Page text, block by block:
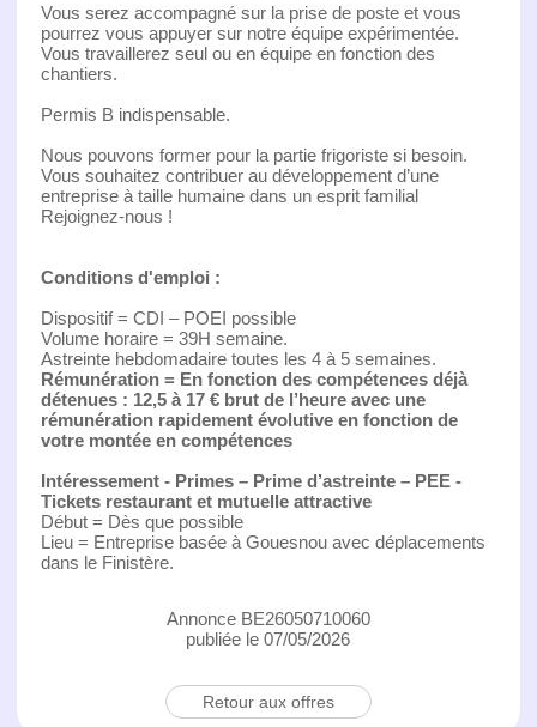
Vous serez accompagné sur la prise de poste et vous
pourrez vous appuyer sur notre équipe expérimentée.
Vous travaillerez seul ou en équipe en fonction des
chantiers.
Permis B indispensable.
Nous pouvons former pour la partie frigoriste si besoin.
Vous souhaitez contribuer au développement d’une
entreprise à taille humaine dans un esprit familial
Rejoignez-nous !
Conditions d'emploi :
Dispositif = CDI – POEI possible
Volume horaire = 39H semaine.
Astreinte hebdomadaire toutes les 4 à 5 semaines.
Rémunération = En fonction des compétences déjà
détenues : 12,5 à 17 € brut de l’heure avec une
rémunération rapidement évolutive en fonction de
votre montée en compétences
Intéressement - Primes – Prime d’astreinte – PEE -
Tickets restaurant et mutuelle attractive
Début = Dès que possible
Lieu = Entreprise basée à Gouesnou avec déplacements
dans le Finistère.
Annonce BE26050710060
publiée le 07/05/2026
Retour aux offres